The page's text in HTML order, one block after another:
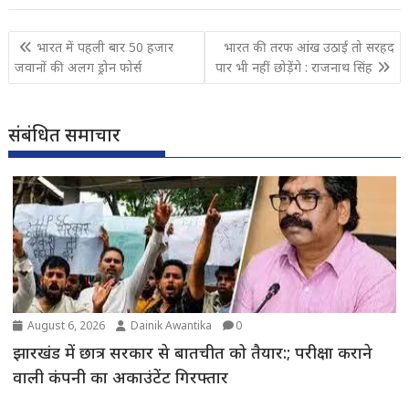
Post
navigation
भारत में पहली बार 50 हजार
जवानों की अलग ड्रोन फोर्स
भारत की तरफ आंख उठाई तो सरहद
पार भी नहीं छोड़ेंगे : राजनाथ सिंह
संबंधित समाचार
August 6, 2026 Dainik Awantika 0
झारखंड में छात्र सरकार से बातचीत को तैयार:; परीक्षा कराने
वाली कंपनी का अकाउंटेंट गिरफ्तार